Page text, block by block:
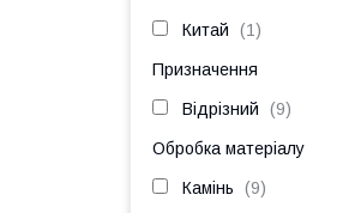
Китай 1
Призначення
Відрізний 9
Обробка матеріалу
Камінь 9